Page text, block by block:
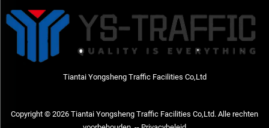
Tiantai Yongsheng Traffic Facilities Co,Ltd
Copyright © 2026 Tiantai Yongsheng Traffic Facilities Co,Ltd. Alle rechten